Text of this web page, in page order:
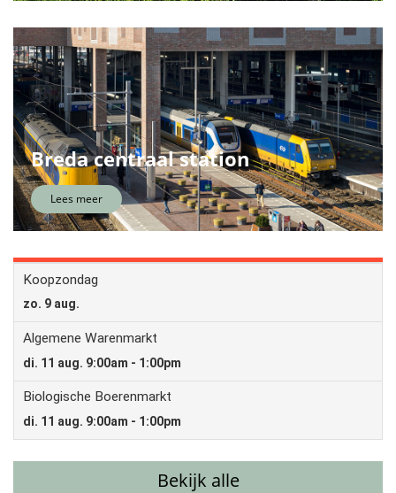
Breda centraal station
Lees meer
Bekijk alle